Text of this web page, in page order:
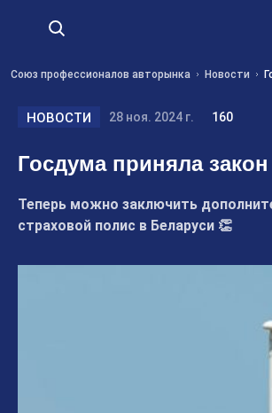
Союз профессионалов авторынка Новости
НОВОСТИ 28 ноя. 2024 г. 160
Госдума приняла
Теперь можно заключить
страховой полис в Беларуси 👏